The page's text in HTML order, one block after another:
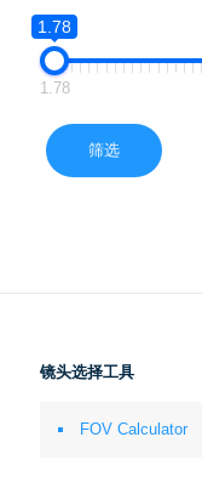
1.78
1.78
筛选
镜头选择工具
FOV Calculator